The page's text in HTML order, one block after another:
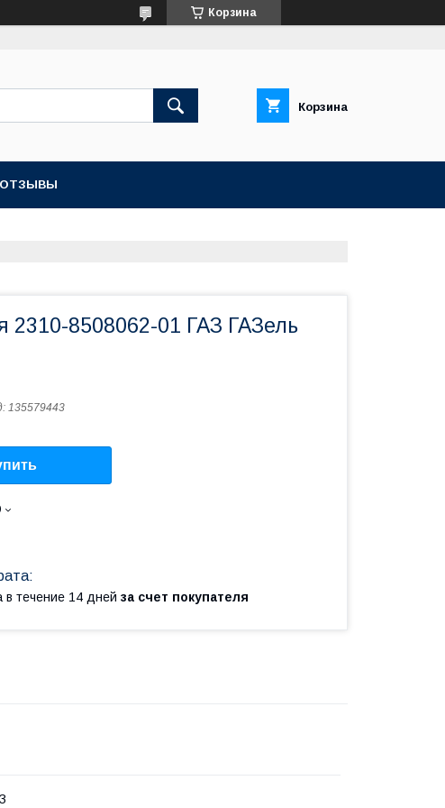
Корзина
Корзина
ОТЗЫВЫ
2310-8508062-01 ГАЗ ГАЗель
135579443
в течение 14 дней за счет покупателя